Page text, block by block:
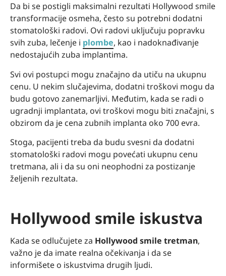
Da bi se postigli maksimalni rezultati Hollywood smile
transformacije osmeha, često su potrebni dodatni
stomatološki radovi. Ovi radovi uključuju popravku
svih zuba, lečenje i plombe, kao i nadoknađivanje
nedostajućih zuba implantima.
Svi ovi postupci mogu značajno da utiču na ukupnu
cenu. U nekim slučajevima, dodatni troškovi mogu da
budu gotovo zanemarljivi. Međutim, kada se radi o
ugradnji implantata, ovi troškovi mogu biti značajni, s
obzirom da je cena zubnih implanta oko 700 evra.
Stoga, pacijenti treba da budu svesni da dodatni
stomatološki radovi mogu povećati ukupnu cenu
tretmana, ali i da su oni neophodni za postizanje
željenih rezultata.
Hollywood smile iskustva
Kada se odlučujete za Hollywood smile tretman,
važno je da imate realna očekivanja i da se
informišete o iskustvima drugih ljudi.